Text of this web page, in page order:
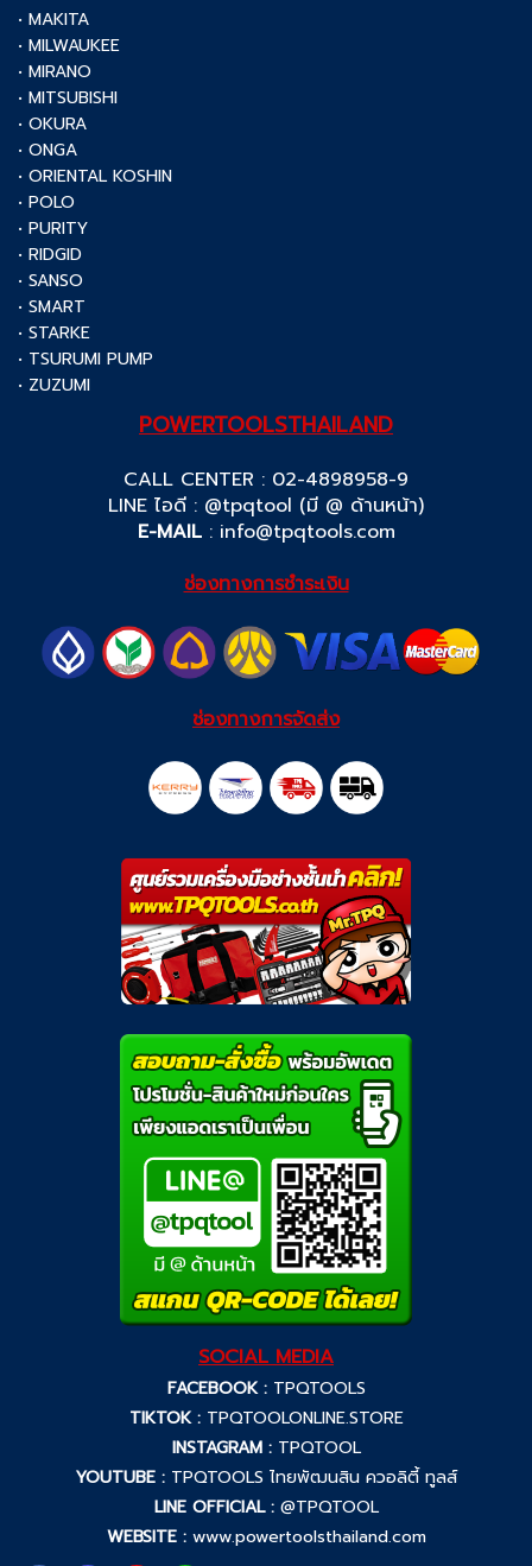
• MAKITA
• MILWAUKEE
• MIRANO
• MITSUBISHI
• OKURA
• ONGA
• ORIENTAL KOSHIN
• POLO
• PURITY
• RIDGID
• SANSO
• SMART
• STARKE
• TSURUMI PUMP
• ZUZUMI
POWERTOOLSTHAILAND
CALL CENTER : 02-4898958-9
LINE ไอดี : @tpqtool (มี @ ด้านหน้า)
E-MAIL: info@tpqtools.com
ช่องทางการชำระเงิน
ช่องทางการจัดส่ง
SOCIAL MEDIA
FACEBOOK : TPQTOOLS
TIKTOK : TPQTOOLONLINE.STORE
INSTAGRAM : TPQTOOL
YOUTUBE : TPQTOOLS ไทยพัฒนสิน ควอลิตี้ ทูลส์
LINE OFFICIAL : @TPQTOOL
WEBSITE : www.powertoolsthailand.com